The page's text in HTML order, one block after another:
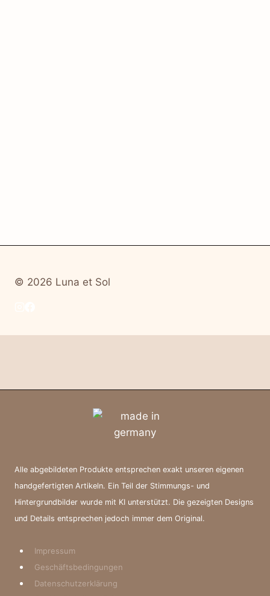
© 2026 Luna et Sol
Alle abgebildeten Produkte entsprechen exakt unseren eigenen
handgefertigten Artikeln. Ein Teil der Stimmungs- und
Hintergrundbilder wurde mit KI unterstützt. Die gezeigten Designs
und Details entsprechen jedoch immer dem Original.
Impressum
Geschäftsbedingungen
Datenschutzerklärung